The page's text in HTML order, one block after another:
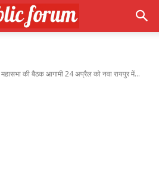
महासभा की बैठक आगामी 24 अप्रैल को नवा रायपुर में...